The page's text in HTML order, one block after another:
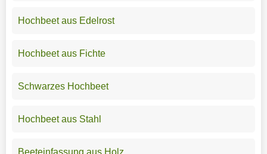
Hochbeet aus Edelrost
Hochbeet aus Fichte
Schwarzes Hochbeet
Hochbeet aus Stahl
Beeteinfassung aus Holz